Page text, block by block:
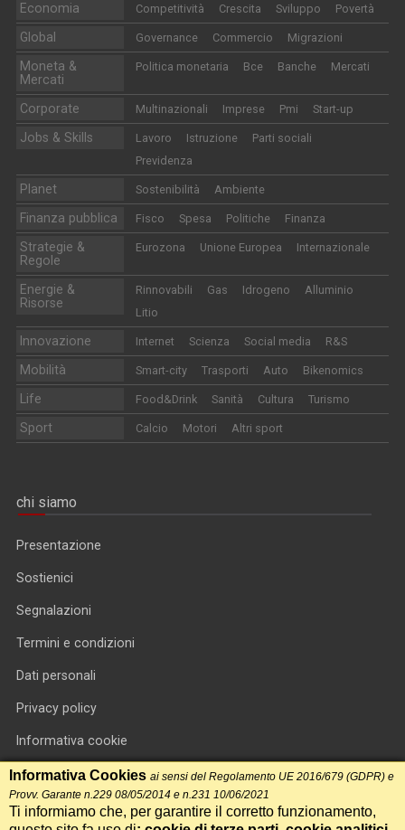
Economia Competitività Crescita Sviluppo Povertà
Global Governance Commercio Migrazioni
Moneta &
Mercati
Politica monetaria Bce Banche Mercati
Corporate Multinazionali Imprese Pmi Start-up
Jobs & Skills Lavoro Istruzione
Parti sociali
Previdenza
Planet Sostenibilità Ambiente
Finanza pubblica Fisco Spesa Politiche Finanza
Strategie &
Regole
Eurozona Unione Europea Internazionale
Energie &
Risorse
Rinnovabili Gas Idrogeno
Alluminio
Litio
Innovazione Internet Scienza Social media R&S
Mobilità Smart-city Trasporti Auto Bikenomics
Life Food&Drink Sanità Cultura Turismo
Sport Calcio Motori Altri sport
chi siamo
Presentazione
Sostienici
Segnalazioni
Termini e condizioni
Dati personali
Privacy policy
Informativa cookie
RSS feed
RSS Top News
Informativa Cookies ai sensi del Regolamento UE 2016/679 (GDPR) e
Provv. Garante n.229 08/05/2014 e n.231 10/06/2021
Ti informiamo che, per garantire il corretto funzionamento,